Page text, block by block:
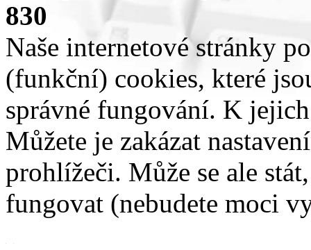
830
Naše internetové stránky
(funkční) cookies, které
správné fungování. K
Můžete je zakázat
prohlížeči. Může se ale
fungovat (nebudete moci